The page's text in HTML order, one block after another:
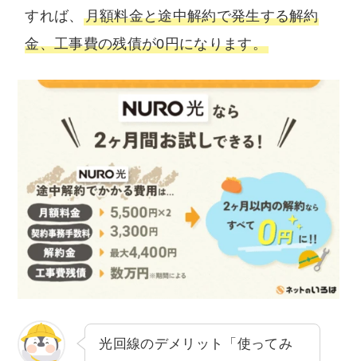
すれば、 月額料金と途中解約で発生する解約
金、工事費の残債が0円になります。
光回線のデメリット「使ってみ